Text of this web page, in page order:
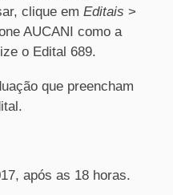
clique em Editais >
AUCANI como a
o Edital 689.
que preencham
após as 18 horas.